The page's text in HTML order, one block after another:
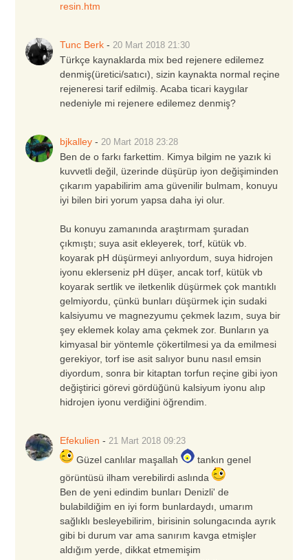
resin.htm
Tunc Berk -20 Mart 2018 21:30
Türkçe kaynaklarda mix bed rejenere edilemez
denmiş(üretici/satıcı), sizin kaynakta normal reçine
rejeneresi tarif edilmiş. Acaba ticari kaygılar
nedeniyle mi rejenere edilemez denmiş?
bjkalley -20 Mart 2018 23:28
Ben de o farkı farkettim. Kimya bilgim ne yazık ki
kuvvetli değil, üzerinde düşürüp iyon değişiminden
çıkarım yapabilirim ama güvenilir bulmam, konuyu
iyi bilen biri yorum yapsa daha iyi olur.
Bu konuyu zamanında araştırmam şuradan
çıkmıştı; suya asit ekleyerek, torf, kütük vb.
koyarak pH düşürmeyi anlıyordum, suya hidrojen
iyonu eklerseniz pH düşer, ancak torf, kütük vb
koyarak sertlik ve iletkenlik düşürmek çok mantıklı
gelmiyordu, çünkü bunları düşürmek için sudaki
kalsiyumu ve magnezyumu çekmek lazım, suya bir
şey eklemek kolay ama çekmek zor. Bunların ya
kimyasal bir yöntemle çökertilmesi ya da emilmesi
gerekiyor, torf ise asit salıyor bunu nasıl emsin
diyordum, sonra bir kitaptan torfun reçine gibi iyon
değiştirici görevi gördüğünü kalsiyum iyonu alıp
hidrojen iyonu verdiğini öğrendim.
Efekulien -21 Mart 2018 09:23
Güzel canlılar maşallah
tankın genel
görüntüsü ilham verebilirdi aslında
Ben de yeni edindim bunları Denizli' de
bulabildiğim en iyi form bunlardaydı, umarım
sağlıklı besleyebilirim, birisinin solungacında ayrık
gibi bi durum var ama sanırım kavga etmişler
aldığım yerde, dikkat etmemişim